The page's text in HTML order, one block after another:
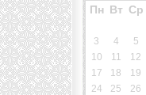
Пн Вт Ср
3
4 5
10
11 12
17
18 19
24
25 26